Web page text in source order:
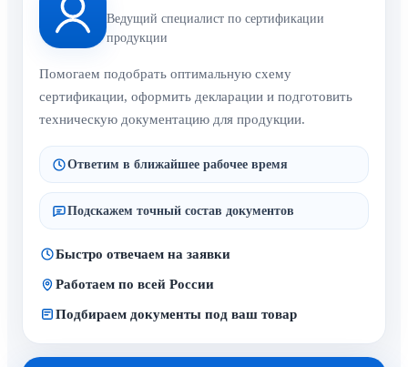
Ведущий специалист по сертификации
продукции
Помогаем подобрать оптимальную схему
сертификации, оформить декларации и подготовить
техническую документацию для продукции.
Ответим в ближайшее рабочее время
Подскажем точный состав документов
Быстро отвечаем на заявки
Работаем по всей России
Подбираем документы под ваш товар